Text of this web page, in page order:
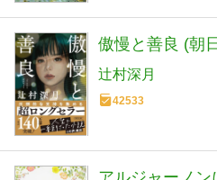
傲慢と善良 (朝
辻村深月
42533